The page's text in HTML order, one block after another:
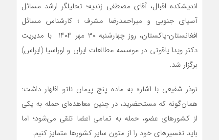
اندیشکده اقبال، آقای مصطفی زندیه؛ تحلیلگر ارشد مسائل
آسیای جنوبی و میراحمدرضا مشرف ؛ کارشناس مسائل
افغانستان-پاکستان، روز چهارشنبه ۳۰ مهر ۱۴۰۴ با مدیریت
دکتر ویدا یاقوتی در موسسه مطالعات ایران و اوراسیا (ایراس)
برگزار شد.
نوذر شفیعی با اشاره به ماده پنج پیمان ناتو اظهار داشت:
همان‌گونه که مستحضرید، در چنین معاهده‌ای حمله به یکی
از کشورهای عضو، حمله به تمامی اعضا تلقی می‌شود؛ اما
باید تفسیرهای خود را از متون سایر کشورها متمایز کنیم.